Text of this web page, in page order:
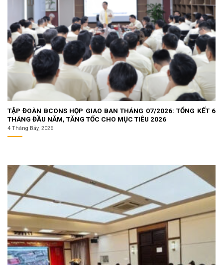
TẬP ĐOÀN BCONS HỌP GIAO BAN THÁNG 07/2026: TỔNG KẾT 6
THÁNG ĐẦU NĂM, TĂNG TỐC CHO MỤC TIÊU 2026
4 Tháng Bảy, 2026